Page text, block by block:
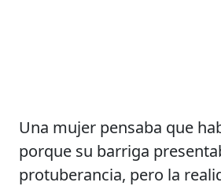
Una mujer pensaba que
porque su barriga
protuberancia, pero la